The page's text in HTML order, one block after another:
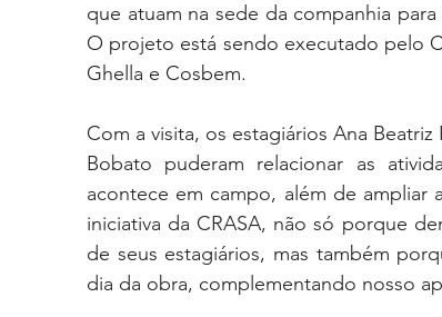
que atuam na sede da companhia
O projeto está sendo executado pelo
Ghella e Cosbem.
Com a visita, os estagiários Ana
Bobato puderam relacionar as
acontece em campo, além de ampliar
iniciativa da CRASA, não só porque
de seus estagiários, mas também
dia da obra, complementando nosso